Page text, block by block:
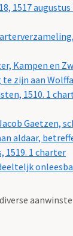
1517
Kampen en
zijn aan
1510. 1
Gaetzen,
aldaar,
1519. 1 charter